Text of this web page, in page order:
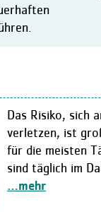
Das Risiko, sich
verletzen, ist
für die meisten
sind täglich im
…mehr